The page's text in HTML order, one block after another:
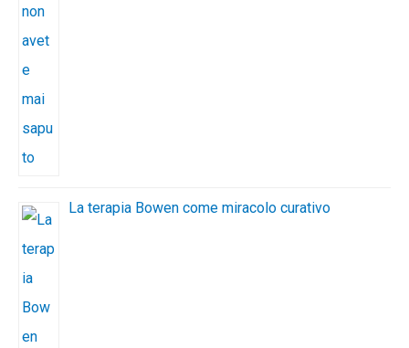
La terapia Bowen come miracolo curativo